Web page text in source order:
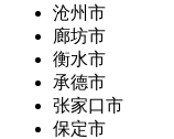
沧州市
廊坊市
衡水市
承德市
张家口市
保定市